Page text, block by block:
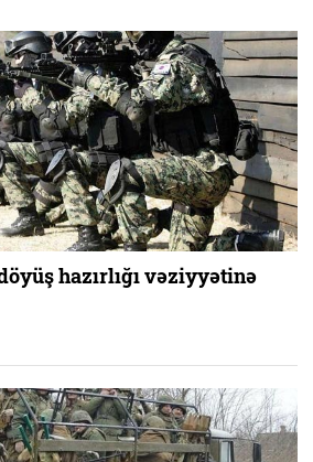
hazırlığı vəziyyətinə